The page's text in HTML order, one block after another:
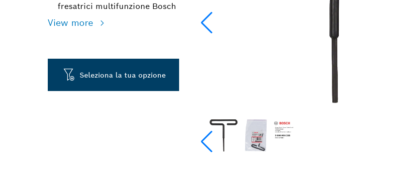
fresatrici multifunzione Bosch
View more
Seleziona la tua opzione